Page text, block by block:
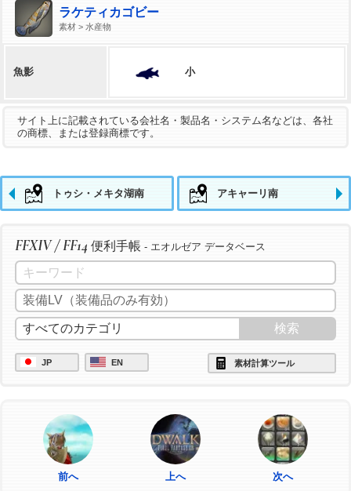
ラケティカゴビー
素材 > 水産物
魚影 小
サイト上に記載されている会社名・製品名・システム名などは、各社
の商標、または登録商標です。
トゥシ・メキタ湖南 アキャーリ南
FFXIV / FF14 便利手帳 - エオルゼア データベース
JP EN 素材計算ツール
前へ 上へ 次へ